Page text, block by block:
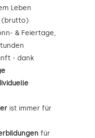
Leben
(brutto)
& Feiertage,
- dank
ist immer für
für